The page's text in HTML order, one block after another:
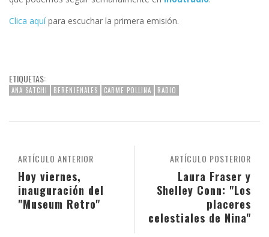
Clica aquípara escuchar la primera emisión.
ETIQUETAS:
ANA SATCHI BERENJENALES CARME POLLINA RADIO
ARTÍCULO POSTERIOR
Laura Fraser y
Shelley Conn: "Los
placeres
celestiales de Nina"
ARTÍCULO ANTERIOR
Hoy viernes,
inauguración del
"Museum Retro"